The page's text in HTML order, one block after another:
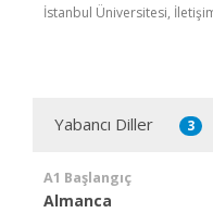
İstanbul Üniversitesi,
Yabancı Diller 3
A1 Başlangıç
Almanca